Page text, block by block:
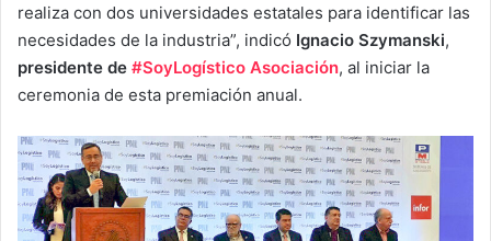
realiza con dos universidades estatales para identificar las
necesidades de la industria”, indicó Ignacio Szymanski,
presidente de #SoyLogístico Asociación, al iniciar la
ceremonia de esta premiación anual.